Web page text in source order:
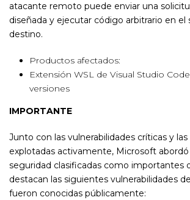
atacante remoto puede enviar una
diseñada y ejecutar código arbitrario en el
destino.
Productos afectados:
Extensión WSL de Visual Studio
versiones
IMPORTANTE
Junto con las vulnerabilidades críticas y
explotadas activamente, Microsoft abordó
seguridad clasificadas como importantes
destacan las siguientes vulnerabilidades
fueron conocidas públicamente: